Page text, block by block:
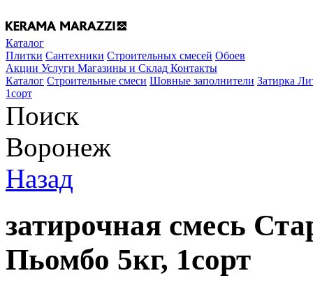
Каталог
Плитки Сантехники Строительных смесей Обоев
Акции Услуги Магазины и Склад Контакты
Каталог Строительные смеси Шовные заполнители Затирка
1сорт
Поиск
Воронеж
Назад
затирочная смесь
Пьомбо 5кг, 1сорт